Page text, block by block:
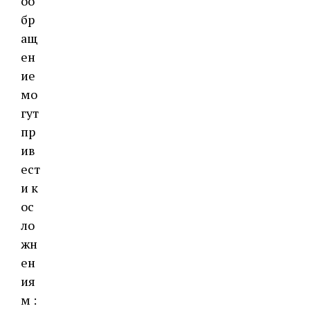
бр
ащ
ен
ие
мо
гут
пр
ив
ест
и к
ос
ло
жн
ен
ия
м :